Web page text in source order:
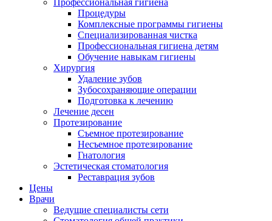
Процедуры
Комплексные программы гигиены
Специализированная чистка
Профессиональная гигиена детям
Обучение навыкам гигиены
Хирургия
Удаление зубов
Зубосохраняющие операции
Подготовка к лечению
Лечение десен
Протезирование
Съемное протезирование
Несъемное протезирование
Гнатология
Эстетическая стоматология
Реставрация зубов
Цены
Врачи
Ведущие специалисты сети